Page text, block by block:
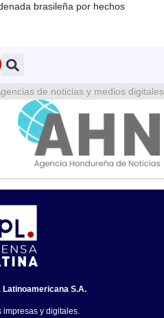
brasileña por hechos
de noticias y medios digitales
S.A.
impresas y digitales.